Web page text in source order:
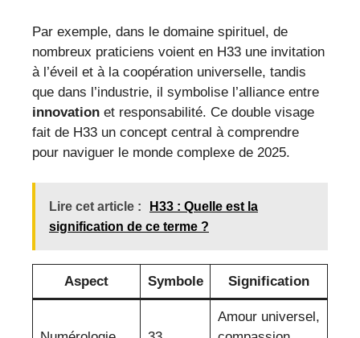
Par exemple, dans le domaine spirituel, de
nombreux praticiens voient en H33 une invitation
à l’éveil et à la coopération universelle, tandis
que dans l’industrie, il symbolise l’alliance entre
innovation et responsabilité. Ce double visage
fait de H33 un concept central à comprendre
pour naviguer le monde complexe de 2025.
Lire cet article :
H33 : Quelle est la
signification de ce terme ?
Aspect Symbole Signification
Amour universel,